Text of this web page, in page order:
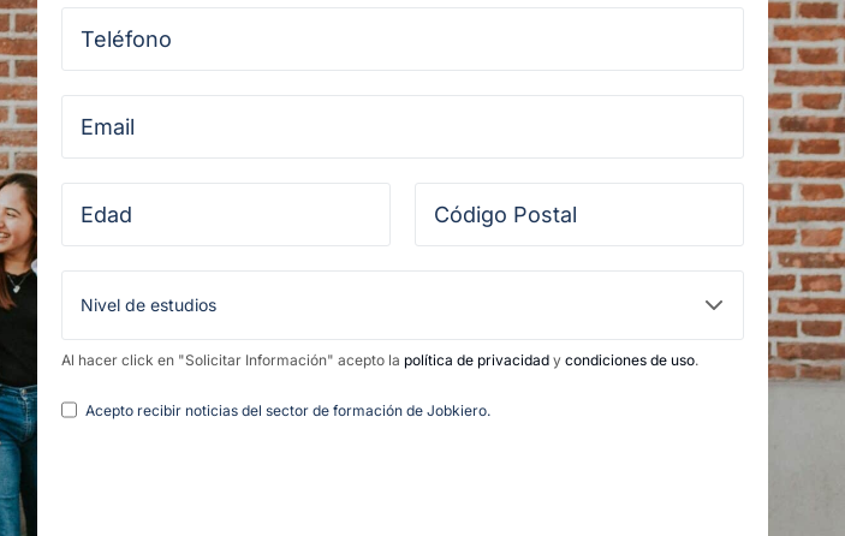
Al hacer click en "Solicitar Información" acepto la política de privacidad y condiciones de uso.
Acepto recibir noticias del sector de formación de Jobkiero.